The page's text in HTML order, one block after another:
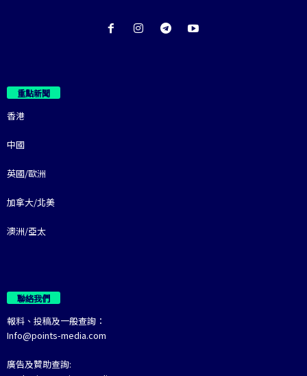
重點新聞
香港
中國
英國/歐洲
加拿大/北美
澳洲/亞太
聯絡我們
報料、投稿及一般查詢：
Info@points-media.com
廣告及贊助查詢: